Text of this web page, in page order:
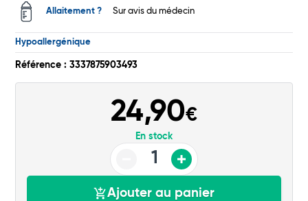
Allaitement ? Sur avis du médecin
Hypoallergénique
Référence : 3337875903493
24,90€
En stock
Ajouter au panier